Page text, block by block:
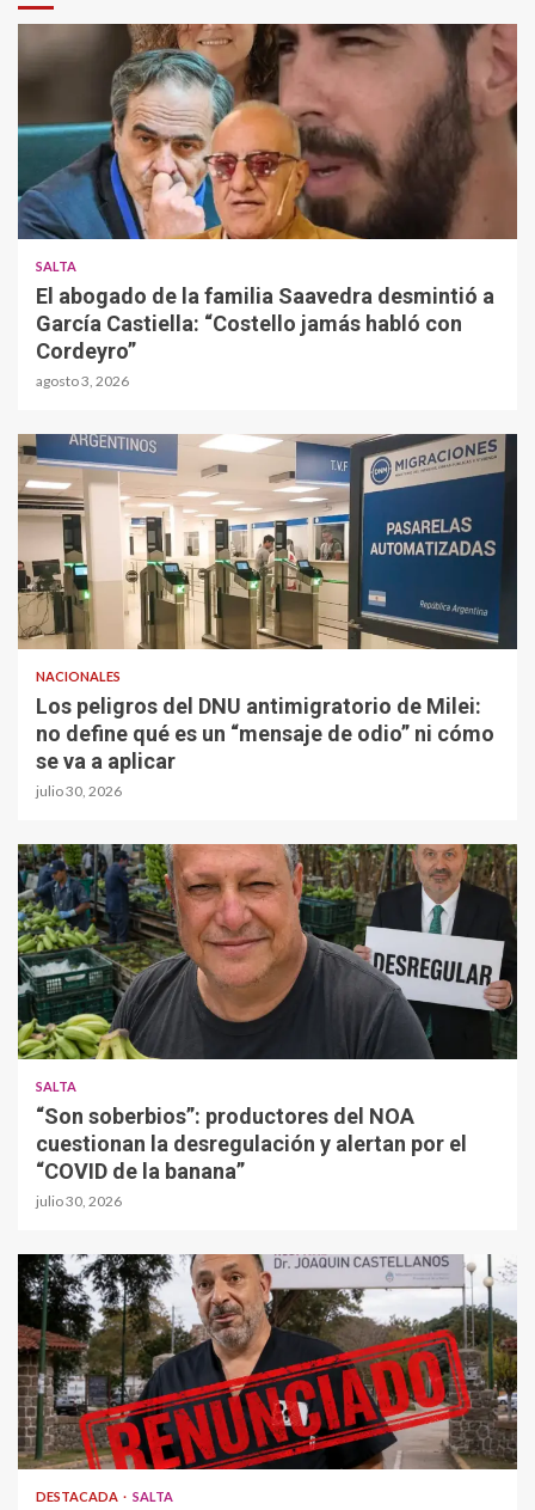
SALTA
El abogado de la familia Saavedra desmintió a
García Castiella: “Costello jamás habló con
Cordeyro”
agosto 3, 2026
NACIONALES
Los peligros del DNU antimigratorio de Milei:
no define qué es un “mensaje de odio” ni cómo
se va a aplicar
julio 30, 2026
SALTA
“Son soberbios”: productores del NOA
cuestionan la desregulación y alertan por el
“COVID de la banana”
julio 30, 2026
DESTACADA SALTA